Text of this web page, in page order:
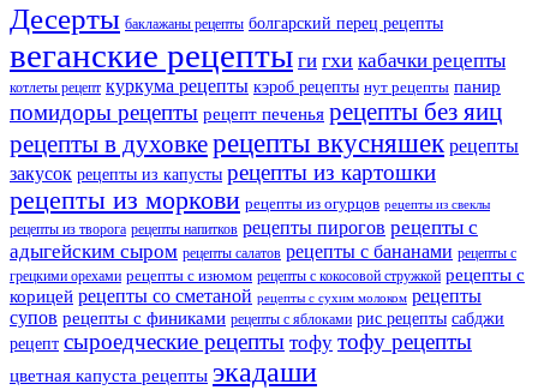
Десерты баклажаны рецепты болгарский перец рецепты
веганские рецепты ги гхи кабачки рецепты
котлеты рецепт куркума рецепты кэроб рецепты нут рецепты панир
помидоры рецепты рецепт печенья рецепты без яиц
рецепты в духовкерецепты вкусняшек рецепты
закусок рецепты из капусты рецепты из картошки
рецепты из моркови рецепты из огурцов рецепты из свеклы
рецепты из творога рецепты напитков рецепты пирогов рецепты с
адыгейским сыром рецепты салатов рецепты с бананами рецепты с
грецкими орехами рецепты с изюмом рецепты с кокосовой стружкой рецепты с
корицей рецепты со сметаной рецепты с сухим молоком рецепты
супов рецепты с финиками рецепты с яблоками рис рецепты сабджи
рецепт сыроедческие рецепты тофу тофу рецепты
цветная капуста рецепты экадаши